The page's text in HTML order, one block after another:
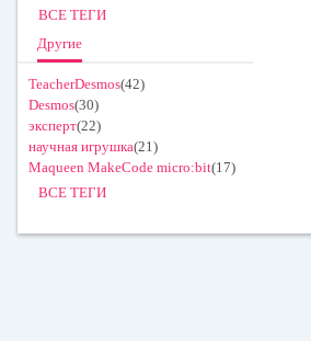
ВСЕ ТЕГИ
Другие
TeacherDesmos(42)
Desmos(30)
эксперт(22)
научная игрушка(21)
Maqueen MakeCode micro:bit(17)
ВСЕ ТЕГИ